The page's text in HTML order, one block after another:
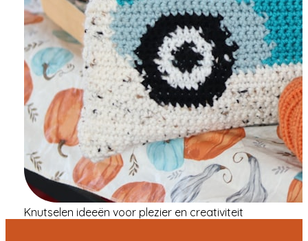
Knutselen ideeën voor plezier en creativiteit